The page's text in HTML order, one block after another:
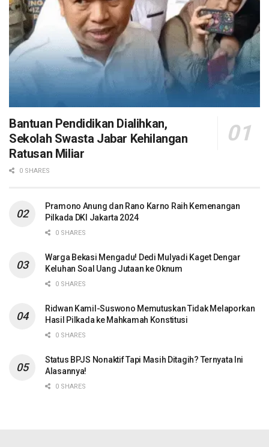
Bantuan Pendidikan Dialihkan,
Sekolah Swasta Jabar Kehilangan
Ratusan Miliar
0 SHARES
Pramono Anung dan Rano Karno Raih Kemenangan
Pilkada DKI Jakarta 2024
0 SHARES
Warga Bekasi Mengadu! Dedi Mulyadi Kaget Dengar
Keluhan Soal Uang Jutaan ke Oknum
0 SHARES
Ridwan Kamil-Suswono Memutuskan Tidak Melaporkan
Hasil Pilkada ke Mahkamah Konstitusi
0 SHARES
Status BPJS Nonaktif Tapi Masih Ditagih? Ternyata Ini
Alasannya!
0 SHARES